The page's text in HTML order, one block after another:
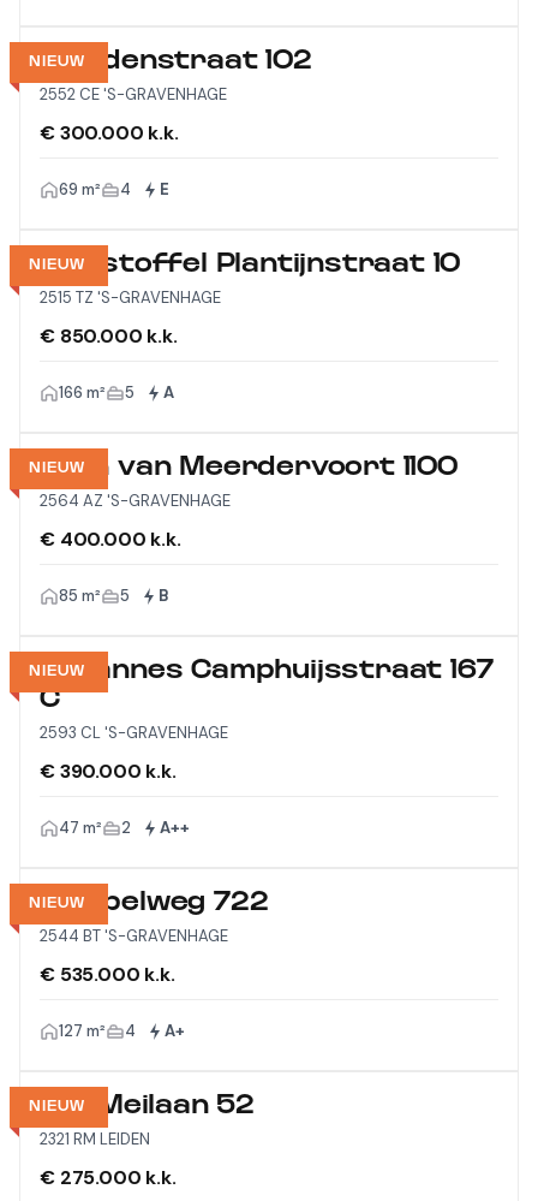
NIEUW
Viandenstraat 102
2552 CE 'S-GRAVENHAGE
€ 300.000 k.k.
69 m² 4 E
NIEUW
Christoffel Plantijnstraat 10
2515 TZ 'S-GRAVENHAGE
€ 850.000 k.k.
166 m² 5 A
NIEUW
Laan van Meerdervoort 1100
2564 AZ 'S-GRAVENHAGE
€ 400.000 k.k.
85 m² 5 B
NIEUW
Johannes Camphuijsstraat 167
C
2593 CL 'S-GRAVENHAGE
€ 390.000 k.k.
47 m² 2 A++
NIEUW
Meppelweg 722
2544 BT 'S-GRAVENHAGE
€ 535.000 k.k.
127 m² 4 A+
NIEUW
Vijf Meilaan 52
2321 RM LEIDEN
€ 275.000 k.k.